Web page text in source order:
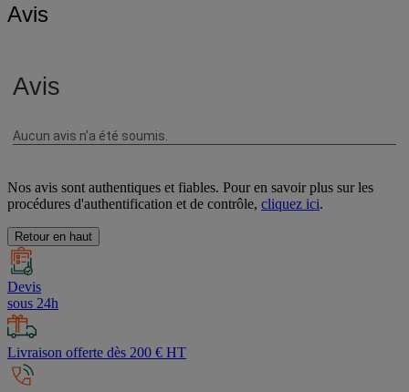
Avis
Nos avis sont authentiques et fiables. Pour en savoir plus sur les
procédures d'authentification et de contrôle, cliquez ici.
Retour en haut
Devis
sous 24h
Livraison offerte dès 200 € HT